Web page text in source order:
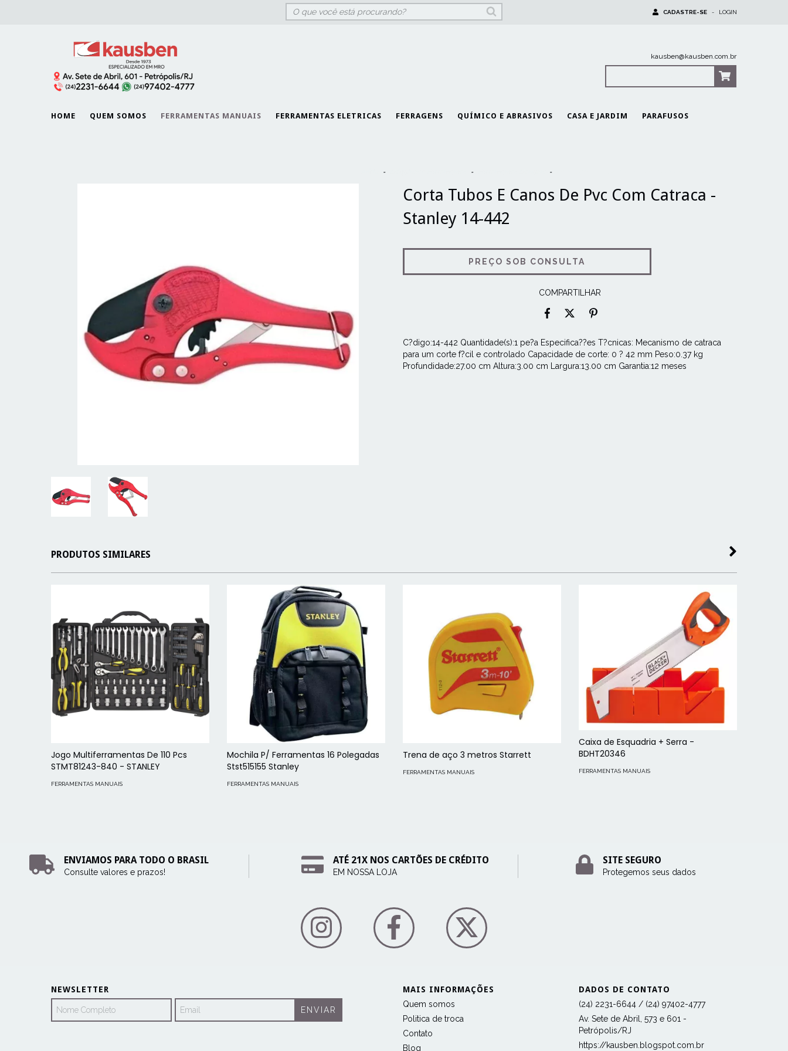
CADASTRE-SE - LOGIN
kausben@kausben.com.br
HOME QUEM SOMOS FERRAMENTAS MANUAIS FERRAMENTAS ELETRICAS FERRAGENS QUÍMICO E ABRASIVOS CASA E JARDIM PARAFUSOS
- - -
Corta Tubos E Canos De Pvc Com Catraca -
Stanley 14-442
COMPARTILHAR
C?digo:14-442 Quantidade(s):1 pe?a Especifica??es T?cnicas: Mecanismo de catraca
para um corte f?cil e controlado Capacidade de corte: 0 ? 42 mm Peso:0.37 kg
Profundidade:27.00 cm Altura:3.00 cm Largura:13.00 cm Garantia:12 meses
PRODUTOS SIMILARES
Jogo Multiferramentas De 110 Pcs
STMT81243-840 - STANLEY
FERRAMENTAS MANUAIS
Mochila P/ Ferramentas 16 Polegadas
Stst515155 Stanley
FERRAMENTAS MANUAIS
Trena de aço 3 metros Starrett
FERRAMENTAS MANUAIS
Caixa de Esquadria + Serra -
BDHT20346
FERRAMENTAS MANUAIS
ENVIAMOS PARA TODO O BRASIL
Consulte valores e prazos!
ATÉ 21X NOS CARTÕES DE CRÉDITO
EM NOSSA LOJA
SITE SEGURO
Protegemos seus dados
NEWSLETTER
MAIS INFORMAÇÕES
Quem somos
Politica de troca
Contato
Blog
DADOS DE CONTATO
(24) 2231-6644 / (24) 97402-4777
Av. Sete de Abril, 573 e 601 -
Petrópolis/RJ
https://kausben.blogspot.com.br